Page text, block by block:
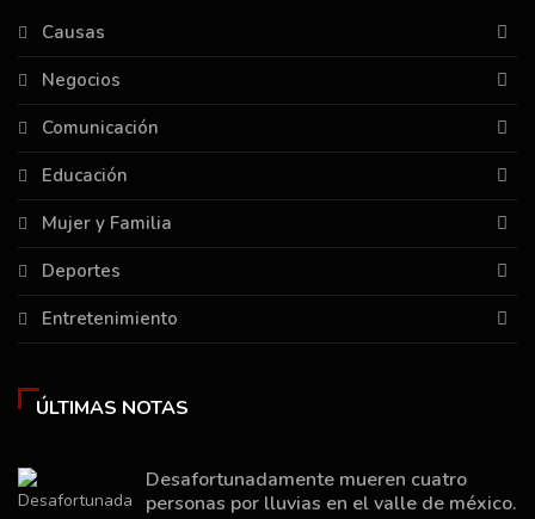
Causas
Negocios
Comunicación
Educación
Mujer y Familia
Deportes
Entretenimiento
ÚLTIMAS NOTAS
Desafortunadamente mueren cuatro
personas por lluvias en el valle de méxico.